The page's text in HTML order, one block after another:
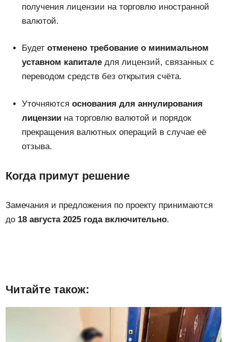
получения лицензии на торговлю иностранной
валютой.
Будетотменено требование о минимальном
уставном капитале для лицензий, связанных с
переводом средств без открытия счёта.
Уточняютсяоснования для аннулирования
лицензии на торговлю валютой и порядок
прекращения валютных операций в случае её
отзыва.
Когда примут решение
Замечания и предложения по проекту принимаются
до 18 августа 2025 года включительно.
Читайте також: